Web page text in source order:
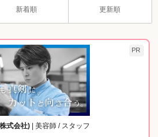
新着順 更新順
PR
式会社) | 美容師 / スタッフ